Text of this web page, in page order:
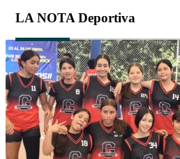
LA NOTA Deportiva